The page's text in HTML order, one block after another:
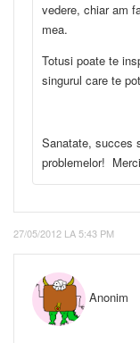
vedere, chiar am
mea.
Totusi poate te
singurul care te
Sanatate, succes
problemelor!
27/05/2012 LA 5:43 PM
Anonim